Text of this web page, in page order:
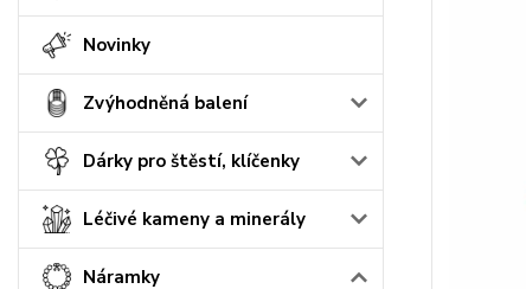
Novinky
Zvýhodněná balení
Dárky pro štěstí, klíčenky
Léčivé kameny a minerály
Náramky